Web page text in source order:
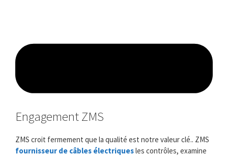
Engagement ZMS
ZMS croit fermement que la qualité est notre valeur clé.. ZMS
fournisseur de câbles électriquesles contrôles, examine